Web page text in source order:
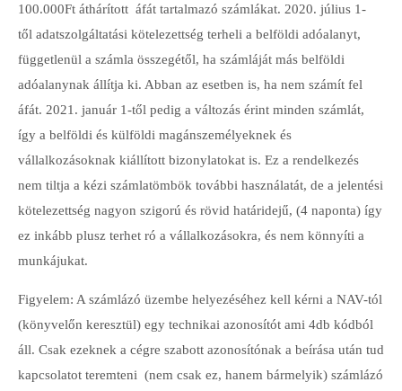
100.000Ft áthárított áfát tartalmazó számlákat. 2020. július 1-
től adatszolgáltatási kötelezettség terheli a belföldi adóalanyt,
függetlenül a számla összegétől, ha számláját más belföldi
adóalanynak állítja ki. Abban az esetben is, ha nem számít fel
áfát. 2021. január 1-től pedig a változás érint minden számlát,
így a belföldi és külföldi magánszemélyeknek és
vállalkozásoknak kiállított bizonylatokat is. Ez a rendelkezés
nem tiltja a kézi számlatömbök további használatát, de a jelentési
kötelezettség nagyon szigorú és rövid határidejű, (4 naponta) így
ez inkább plusz terhet ró a vállalkozásokra, és nem könnyíti a
munkájukat.
Figyelem: A számlázó üzembe helyezéséhez kell kérni a NAV-tól
(könyvelőn keresztül) egy technikai azonosítót ami 4db kódból
áll. Csak ezeknek a cégre szabott azonosítónak a beírása után tud
kapcsolatot teremteni (nem csak ez, hanem bármelyik) számlázó